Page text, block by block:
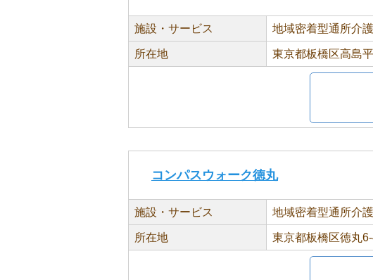
施設・サービス 地域密着型通所介
所在地 東京都板橋区高島
コンパスウォーク徳丸
施設・サービス 地域密着型通所介
所在地 東京都板橋区徳丸